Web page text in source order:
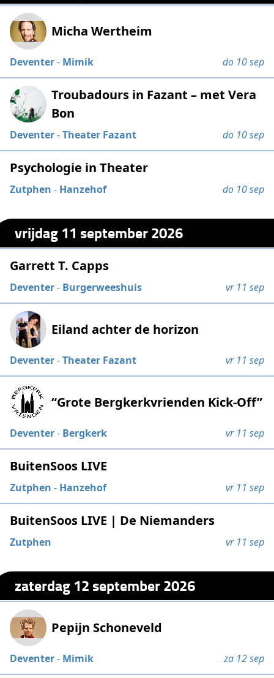
Micha Wertheim
Deventer- Mimik do 10 sep
Troubadours in Fazant – met Vera
Bon
Deventer-Theater Fazant do 10 sep
Psychologie in Theater
Zutphen - Hanzehof do 10 sep
vrijdag 11 september 2026
Garrett T. Capps
Deventer- Burgerweeshuis vr 11 sep
Eiland achter de horizon
Deventer-Theater Fazant vr 11 sep
“Grote Bergkerkvrienden Kick-Off”
Deventer- Bergkerk vr 11 sep
BuitenSoos LIVE
Zutphen - Hanzehof vr 11 sep
BuitenSoos LIVE | De Niemanders
Zutphen vr 11 sep
zaterdag 12 september 2026
Pepijn Schoneveld
Deventer- Mimik za 12 sep